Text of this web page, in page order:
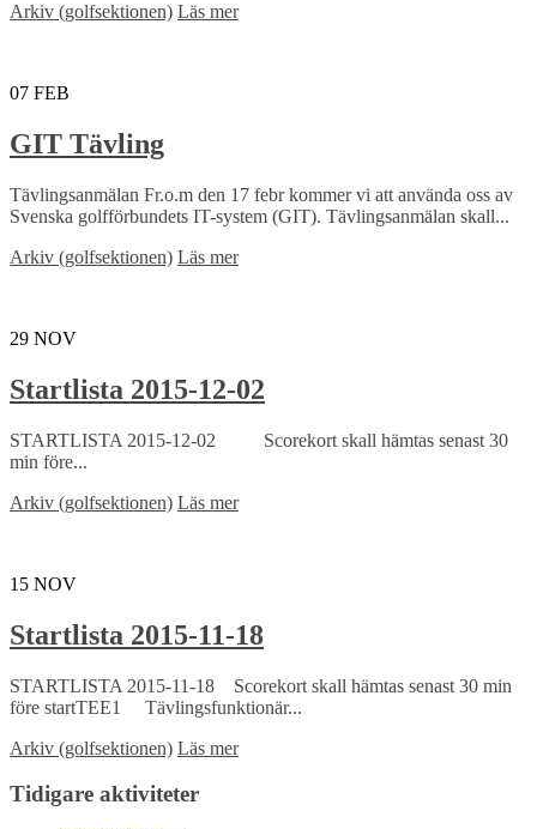
Arkiv (golfsektionen) Läs mer
07 FEB
GIT Tävling
Tävlingsanmälan Fr.o.m den 17 febr kommer vi att använda oss av
Svenska golfförbundets IT-system (GIT). Tävlingsanmälan skall...
Arkiv (golfsektionen) Läs mer
29 NOV
Startlista 2015-12-02
STARTLISTA 2015-12-02 Scorekort skall hämtas senast 30
min före...
Arkiv (golfsektionen) Läs mer
15 NOV
Startlista 2015-11-18
STARTLISTA 2015-11-18 Scorekort skall hämtas senast 30 min
före startTEE1 Tävlingsfunktionär...
Arkiv (golfsektionen) Läs mer
Tidigare aktiviteter